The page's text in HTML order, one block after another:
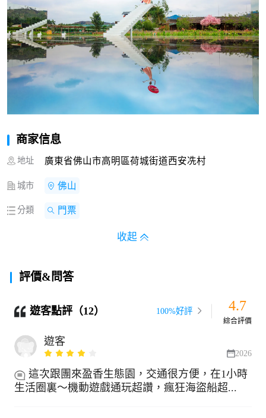
商家信息
地址 廣東省佛山市高明區荷城街道西安冼村
城市 佛山
分類 門票
收起
評價&問答
遊客點評（12） 100%好評 4.7
綜合評價
遊客
2026
這次跟團來盈香生態園，交通很方便，在1小時
生活圈裏～機動遊戲通玩超讚，瘋狂海盜船超...